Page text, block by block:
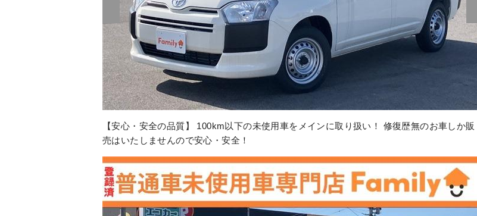
【アフターサポートもお任せ】 購入後の車検・オイル交換、鈑金修理、コーティング等、全
て自社工場で作業できます！